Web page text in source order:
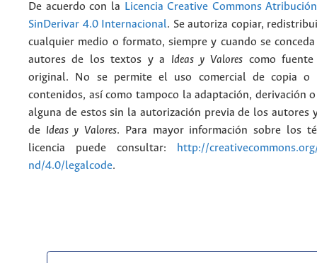
De acuerdo con la Licencia Creative Commons
SinDerivar 4.0 Internacional. Se autoriza copiar,
cualquier medio o formato, siempre y cuando se
autores de los textos y a Ideas y Valores como
original. No se permite el uso comercial de copia o
contenidos, así como tampoco la adaptación, derivación
alguna de estos sin la autorización previa de los autores
de Ideas y Valores. Para mayor información sobre los
licencia puede consultar:
http://
nd/4.0/legalcode.